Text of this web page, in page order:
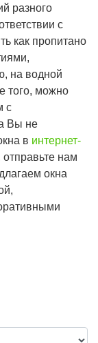
разного
с
как пропитано
на водной
того, можно
с
Вы не
в интернет-
отправьте нам
окна